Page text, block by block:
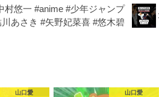
村悠一 #anime #少年ジャンプ
あさき #矢野妃菜喜 #悠木碧
山口愛 山口愛